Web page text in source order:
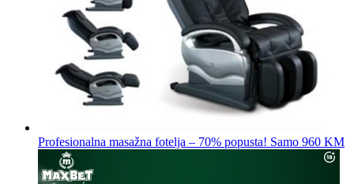
Profesionalna masažna fotelja – 70% popusta! Samo 960 KM